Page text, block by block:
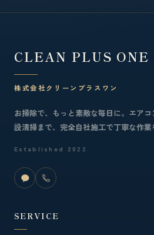
CLEAN PLUS ONE
株式会社クリーンプラスワン
お掃除で、もっと素敵な毎日に。エア
設清掃まで、完全自社施工で丁寧な作業
Established 2022
SERVICE